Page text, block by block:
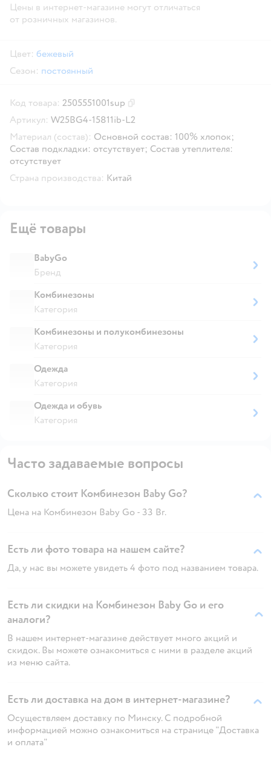
Цены в интернет-магазине могут отличаться
от розничных магазинов.
Цвет: бежевый
Сезон: постоянный
Код товара: 2505551001sup
Артикул: W25BG4-15811ib-L2
Материал (состав): Основной состав: 100% хлопок;
Состав подкладки: отсутствует; Состав утеплителя:
отсутствует
Страна производства: Китай
Ещё товары
BabyGo
Бренд
Комбинезоны
Категория
Комбинезоны и полукомбинезоны
Категория
Одежда
Категория
Одежда и обувь
Категория
Часто задаваемые вопросы
Сколько стоит Комбинезон Baby Go?
Цена на Комбинезон Baby Go - 33 Br.
Есть ли фото товара на нашем сайте?
Да, у нас вы можете увидеть 4 фото под названием товара.
Есть ли скидки на Комбинезон Baby Go и его
аналоги?
В нашем интернет-магазине действует много акций и
скидок. Вы можете ознакомиться с ними в разделе акций
из меню сайта.
Есть ли доставка на дом в интернет-магазине?
Осуществляем доставку по Минску. С подробной
информацией можно ознакомиться на странице "Доставка
и оплата"